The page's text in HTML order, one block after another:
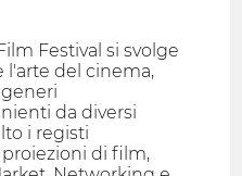
Festival si svolge
l'arte del cinema,
da diversi
i registi
di film,